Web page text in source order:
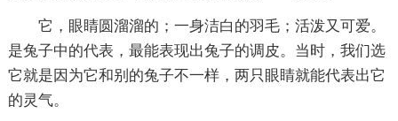
它，眼睛圆溜溜的；一身洁白的羽毛；活泼又可爱。
是兔子中的代表，最能表现出兔子的调皮。当时，我们选
它就是因为它和别的兔子不一样，两只眼睛就能代表出它
的灵气。